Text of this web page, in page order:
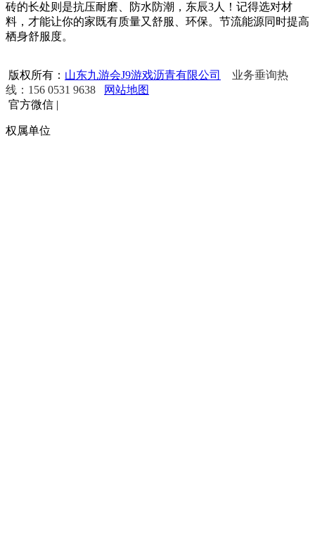
砖的长处则是抗压耐磨、防水防潮，东辰3人！记得选对材
料，才能让你的家既有质量又舒服、环保。节流能源同时提高
栖身舒服度。
版权所有： 山东九游会J9游戏沥青有限公司
业务垂询热
线：156 0531 9638
网站地图
官方微信 |
权属单位